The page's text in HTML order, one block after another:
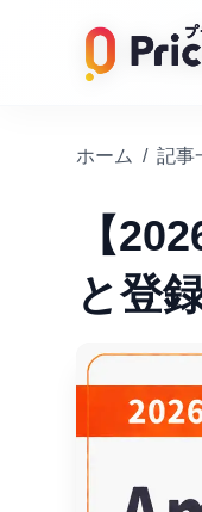
ホーム / 記事
【
と登